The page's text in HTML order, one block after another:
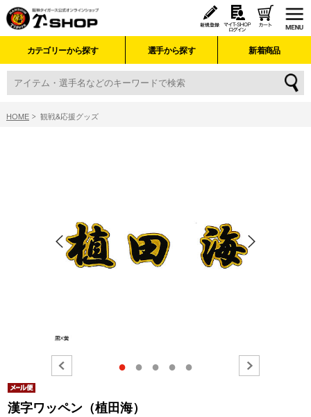
カテゴリーから探す 選手から探す 新着商品
HOME 観戦&応援グッズ
● ● ● ● ●
漢字ワッペン（植田海）